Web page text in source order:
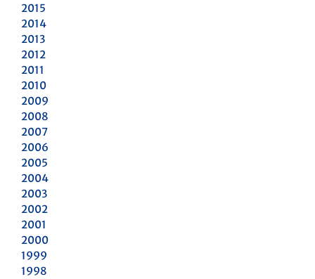
2015
2014
2013
2012
2011
2010
2009
2008
2007
2006
2005
2004
2003
2002
2001
2000
1999
1998